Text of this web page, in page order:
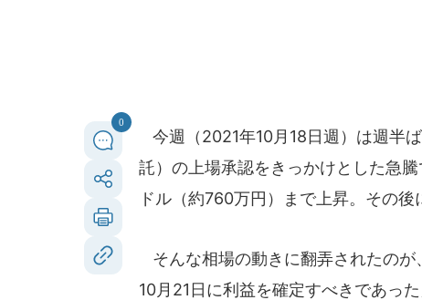
0
今週（2021年10月18日週）は週半
託）の上場承認をきっかけとした急
ドル（約760万円）まで上昇。その後
そんな相場の動きに翻弄されたのが
10月21日に利益を確定すべきであっ